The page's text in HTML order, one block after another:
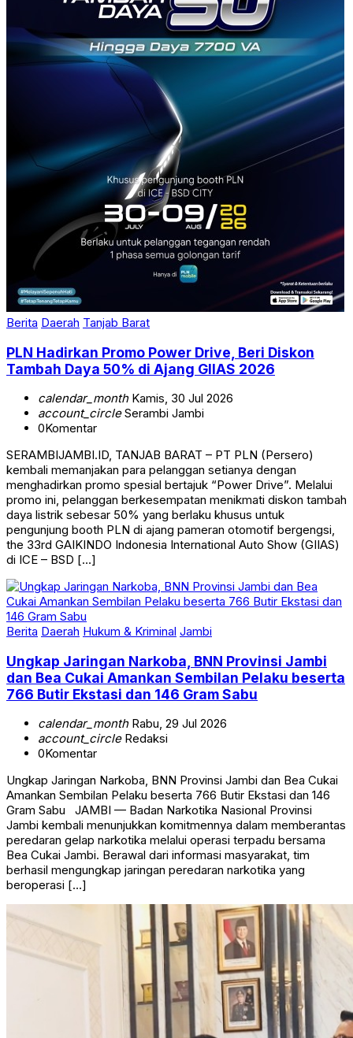
Berita Daerah Tanjab Barat
PLN Hadirkan Promo Power Drive, Beri Diskon
Tambah Daya 50% di Ajang GIIAS 2026
calendar_monthKamis, 30 Jul 2026
account_circleSerambi Jambi
0Komentar
SERAMBIJAMBI.ID, TANJAB BARAT – PT PLN (Persero)
kembali memanjakan para pelanggan setianya dengan
menghadirkan promo spesial bertajuk “Power Drive”. Melalui
promo ini, pelanggan berkesempatan menikmati diskon tambah
daya listrik sebesar 50% yang berlaku khusus untuk
pengunjung booth PLN di ajang pameran otomotif bergengsi,
the 33rd GAIKINDO Indonesia International Auto Show (GIIAS)
di ICE – BSD […]
Berita Daerah Hukum & Kriminal Jambi
Ungkap Jaringan Narkoba, BNN Provinsi Jambi
dan Bea Cukai Amankan Sembilan Pelaku beserta
766 Butir Ekstasi dan 146 Gram Sabu
calendar_monthRabu, 29 Jul 2026
account_circleRedaksi
0Komentar
Ungkap Jaringan Narkoba, BNN Provinsi Jambi dan Bea Cukai
Amankan Sembilan Pelaku beserta 766 Butir Ekstasi dan 146
Gram Sabu JAMBI — Badan Narkotika Nasional Provinsi
Jambi kembali menunjukkan komitmennya dalam memberantas
peredaran gelap narkotika melalui operasi terpadu bersama
Bea Cukai Jambi. Berawal dari informasi masyarakat, tim
berhasil mengungkap jaringan peredaran narkotika yang
beroperasi […]